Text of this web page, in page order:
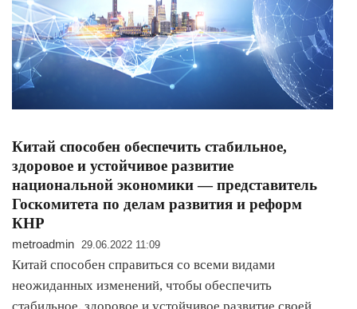
​Китай способен обеспечить стабильное,
здоровое и устойчивое развитие
национальной экономики — представитель
Госкомитета по делам развития и реформ
КНР
metroadmin 29.06.2022 11:09
Китай способен справиться со всеми видами
неожиданных изменений, чтобы обеспечить